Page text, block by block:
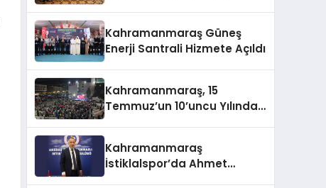
Kahramanmaraş Güneş
Enerji Santrali Hizmete Açıldı
Kahramanmaraş, 15
Temmuz’un 10’uncu Yılında
Kahramanmaraş
İstiklalspor’da Ahmet